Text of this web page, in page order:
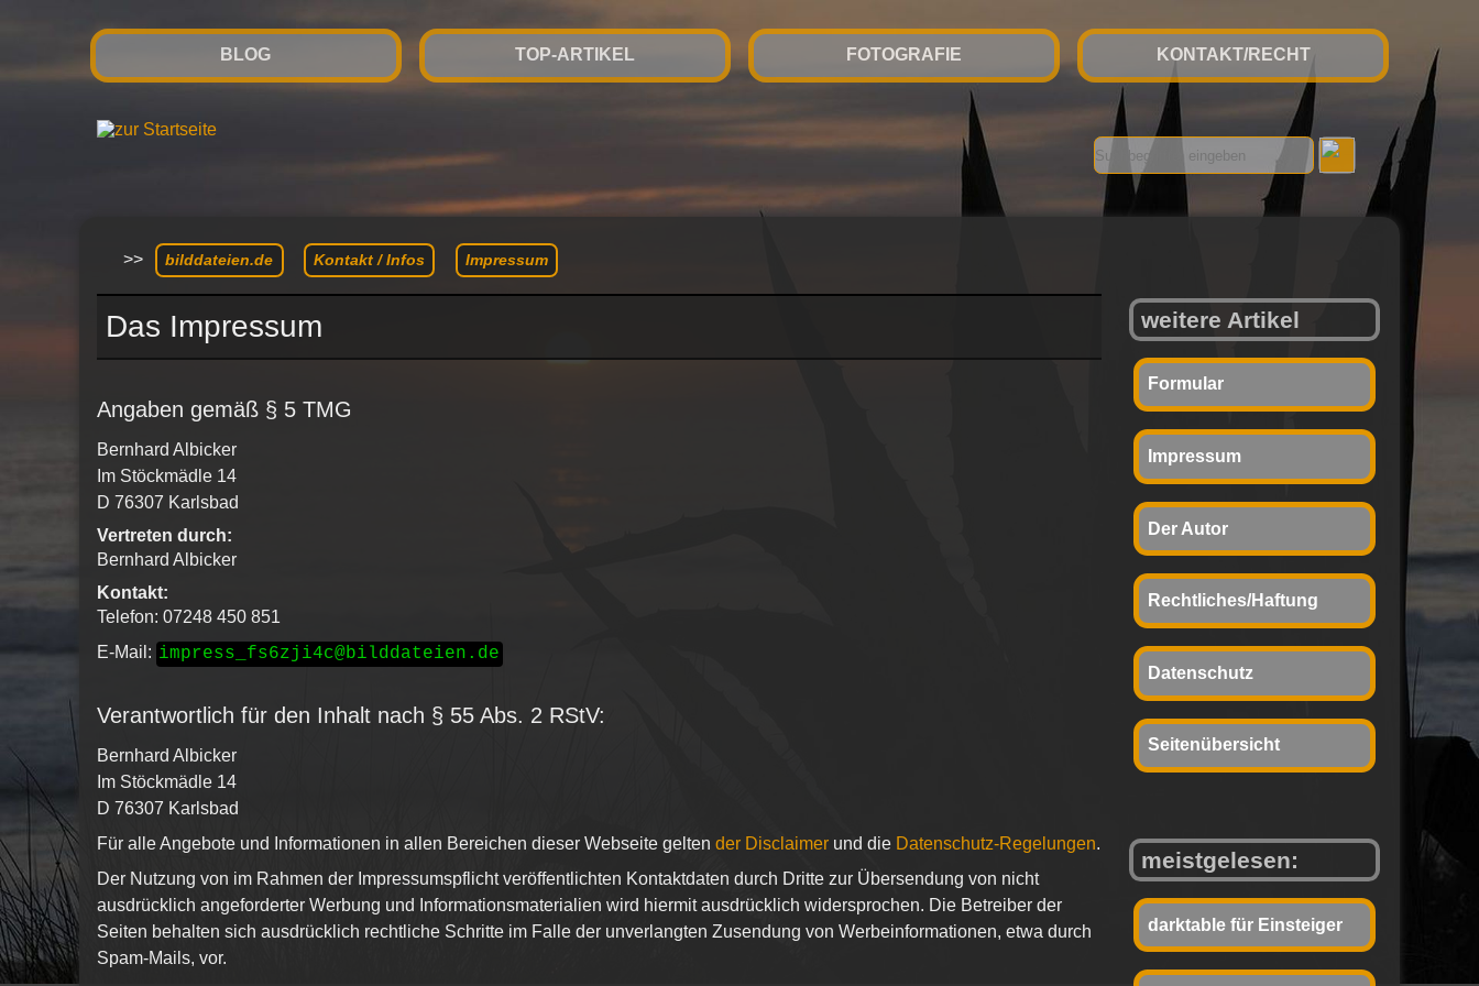
BLOG TOP-ARTIKEL FOTOGRAFIE KONTAKT/RECHT
>> bilddateien.de Kontakt / Infos Impressum
Das Impressum
Angaben gemäß § 5 TMG
Bernhard Albicker
Im Stöckmädle 14
D 76307 Karlsbad
Vertreten durch:
Bernhard Albicker
Kontakt:
Telefon: 07248 450 851
E-Mail: impress_fs6zji4c@bilddateien.de
Verantwortlich für den Inhalt nach § 55 Abs. 2 RStV:
Bernhard Albicker
Im Stöckmädle 14
D 76307 Karlsbad
Für alle Angebote und Informationen in allen Bereichen dieser Webseite gelten der Disclaimer und die Datenschutz-Regelungen.
Der Nutzung von im Rahmen der Impressumspflicht veröffentlichten Kontaktdaten durch Dritte zur Übersendung von nicht
ausdrücklich angeforderter Werbung und Informationsmaterialien wird hiermit ausdrücklich widersprochen. Die Betreiber der
Seiten behalten sich ausdrücklich rechtliche Schritte im Falle der unverlangten Zusendung von Werbeinformationen, etwa durch
Spam-Mails, vor.
weitere Artikel
Formular
Impressum
Der Autor
Rechtliches/Haftung
Datenschutz
Seitenübersicht
meistgelesen:
darktable für Einsteiger